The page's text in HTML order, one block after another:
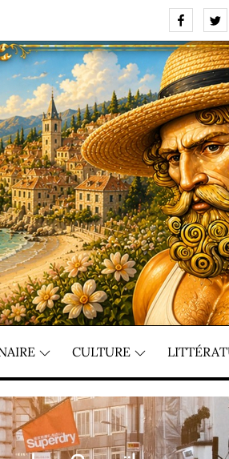
Facebook
CULTURE